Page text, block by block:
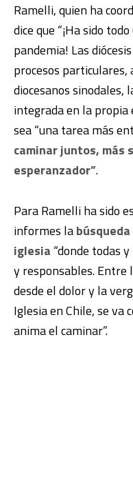
Ramelli, quien ha
dice que “¡Ha sido
pandemia! Las
procesos
diocesanos sinodales,
integrada en la propia
sea “una tarea más
caminar juntos, más
esperanzador”.
Para Ramelli ha sido
informes la
iglesia “donde todas
y responsables. Entre
desde el dolor y la
Iglesia en Chile, se va
anima el caminar”.